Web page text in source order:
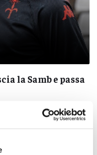
la Samb e passa